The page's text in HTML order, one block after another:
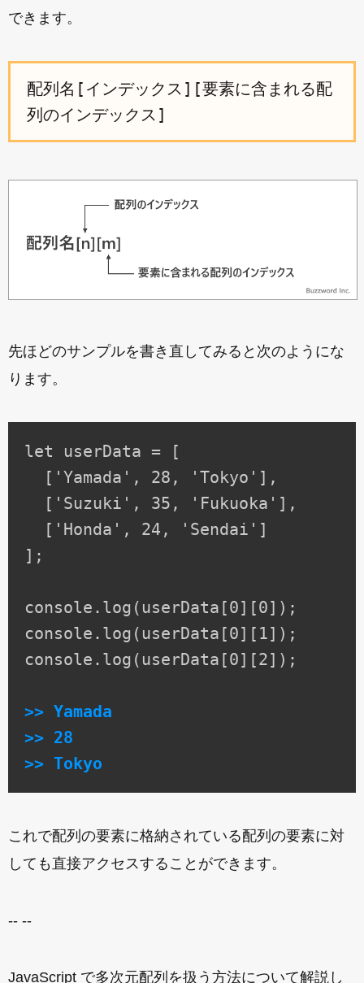
できます。
配列名[インデックス][要素に含まれる配
列のインデックス]
先ほどのサンプルを書き直してみると次のようにな
ります。
let userData = [
  ['Yamada', 28, 'Tokyo'],
  ['Suzuki', 35, 'Fukuoka'],
  ['Honda', 24, 'Sendai']
];
console.log(userData[0][0]);
console.log(userData[0][1]);
console.log(userData[0][2]);
>> Yamada
>> 28
>> Tokyo
これで配列の要素に格納されている配列の要素に対
しても直接アクセスすることができます。
-- --
JavaScript で多次元配列を扱う方法について解説し